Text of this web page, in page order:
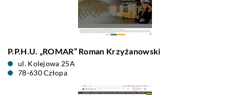
P.P.H.U. „ROMAR” Roman Krzyżanowski
ul. Kolejowa 25A
78-630 Człopa